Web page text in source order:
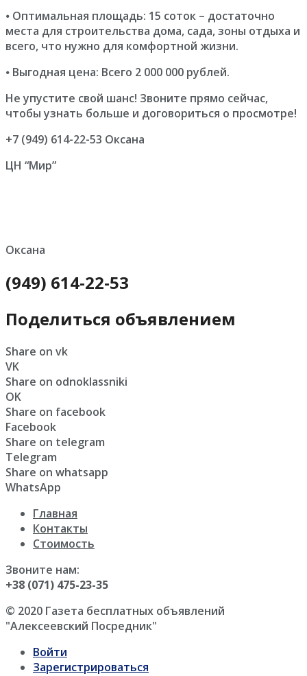
⦁ Оптимальная площадь: 15 соток – достаточно
места для строительства дома, сада, зоны отдыха и
всего, что нужно для комфортной жизни.
⦁ Выгодная цена: Всего 2 000 000 рублей.
Не упустите свой шанс! Звоните прямо сейчас,
чтобы узнать больше и договориться о просмотре!
+7 (949) 614-22-53 Оксана
ЦН “Мир”
Оксана
(949) 614-22-53
Поделиться объявлением
Share on vk
VK
Share on odnoklassniki
OK
Share on facebook
Facebook
Share on telegram
Telegram
Share on whatsapp
WhatsApp
Главная
Контакты
Стоимость
Звоните нам:
+38 (071) 475-23-35
© 2020 Газета бесплатных объявлений
"Алексеевский Посредник"
Войти
Зарегистрироваться